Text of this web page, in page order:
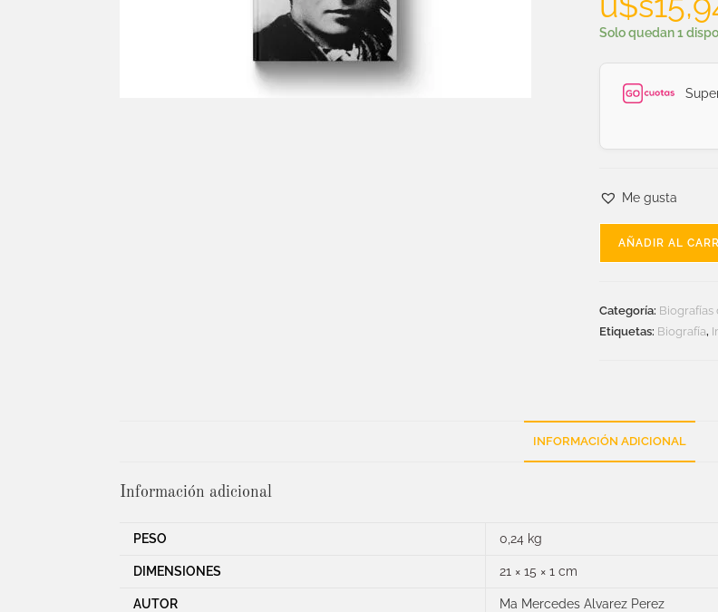
Solo quedan 1
Me gusta
AÑADIR AL
Categoría: Biografías
Etiquetas: Biografía,
INFORMACIÓN ADICIONAL
Información adicional
PESO 0,24 kg
DIMENSIONES 21 × 15 × 1 cm
AUTOR Ma Mercedes Alvarez Perez